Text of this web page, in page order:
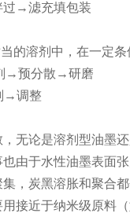
→滤充填包装
的溶剂中，在一定条
→预分散→研磨
→调整
无论是溶剂型油墨
由于水性油墨表面
，炭黑溶胀和聚合
接近于纳米级原料